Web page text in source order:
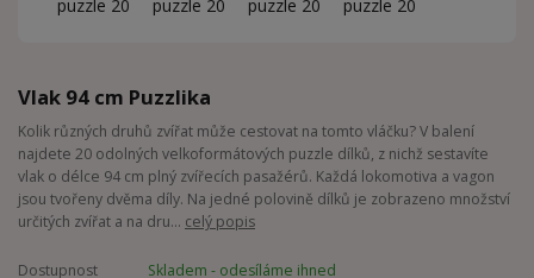
Vlak 94 cm Puzzlika
Kolik různých druhů zvířat může cestovat na tomto vláčku? V balení
najdete 20 odolných velkoformátových puzzle dílků, z nichž sestavíte
vlak o délce 94 cm plný zvířecích pasažérů. Každá lokomotiva a vagon
jsou tvořeny dvěma díly. Na jedné polovině dílků je zobrazeno množství
určitých zvířat a na dru... celý popis
Dostupnost Skladem - odesíláme ihned